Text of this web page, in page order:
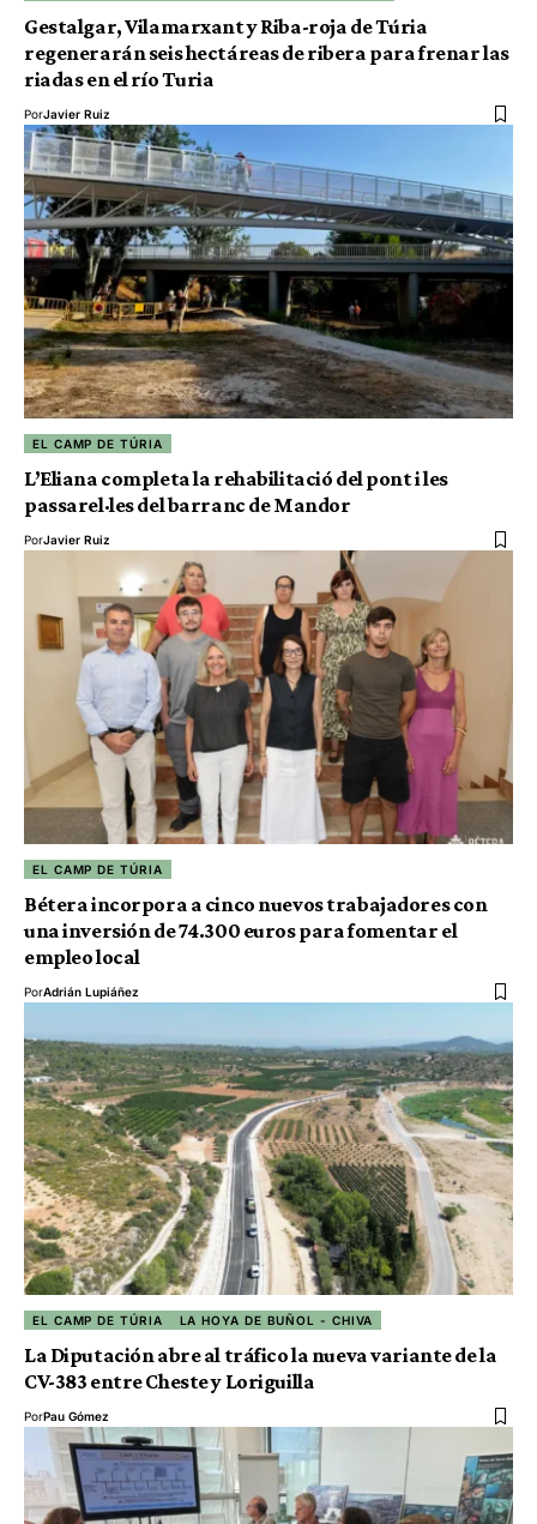
Gestalgar, Vilamarxant y Riba-roja de Túria
regenerarán seis hectáreas de ribera para frenar las
riadas en el río Turia
PorJavier Ruiz
EL CAMP DE TÚRIA
L’Eliana completa la rehabilitació del pont i les
passarel·les del barranc de Mandor
PorJavier Ruiz
EL CAMP DE TÚRIA
Bétera incorpora a cinco nuevos trabajadores con
una inversión de 74.300 euros para fomentar el
empleo local
PorAdrián Lupiáñez
EL CAMP DE TÚRIA LA HOYA DE BUÑOL - CHIVA
La Diputación abre al tráfico la nueva variante de la
CV-383 entre Cheste y Loriguilla
PorPau Gómez